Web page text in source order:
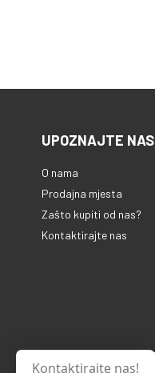
UPOZNAJTE NAS
O nama
Prodajna mjesta
Zašto kupiti od nas?
Kontaktirajte nas
Kontaktirajte nas!